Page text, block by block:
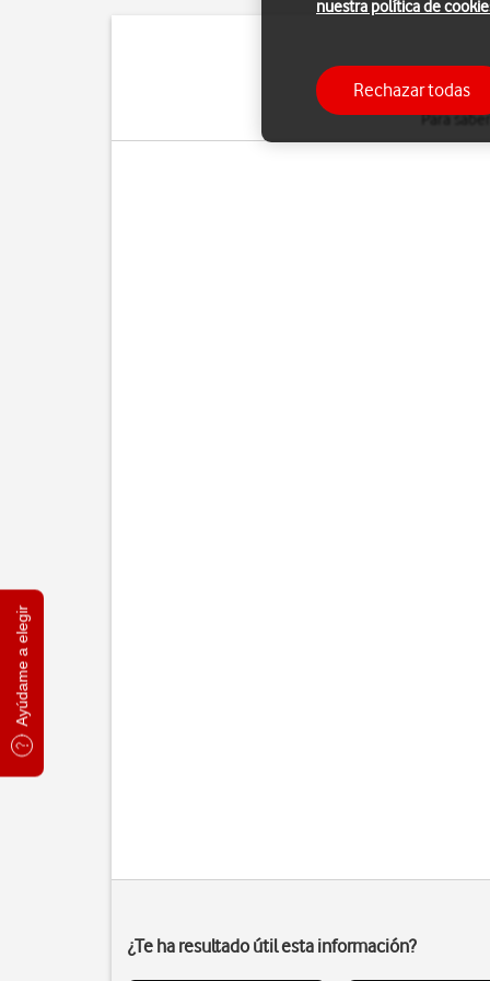
Ayúdame a elegir
Con el servicio de
Los pasos que se
Para
¿Te ha resultado útil esta información?
nuestra política de
Rechazar todas